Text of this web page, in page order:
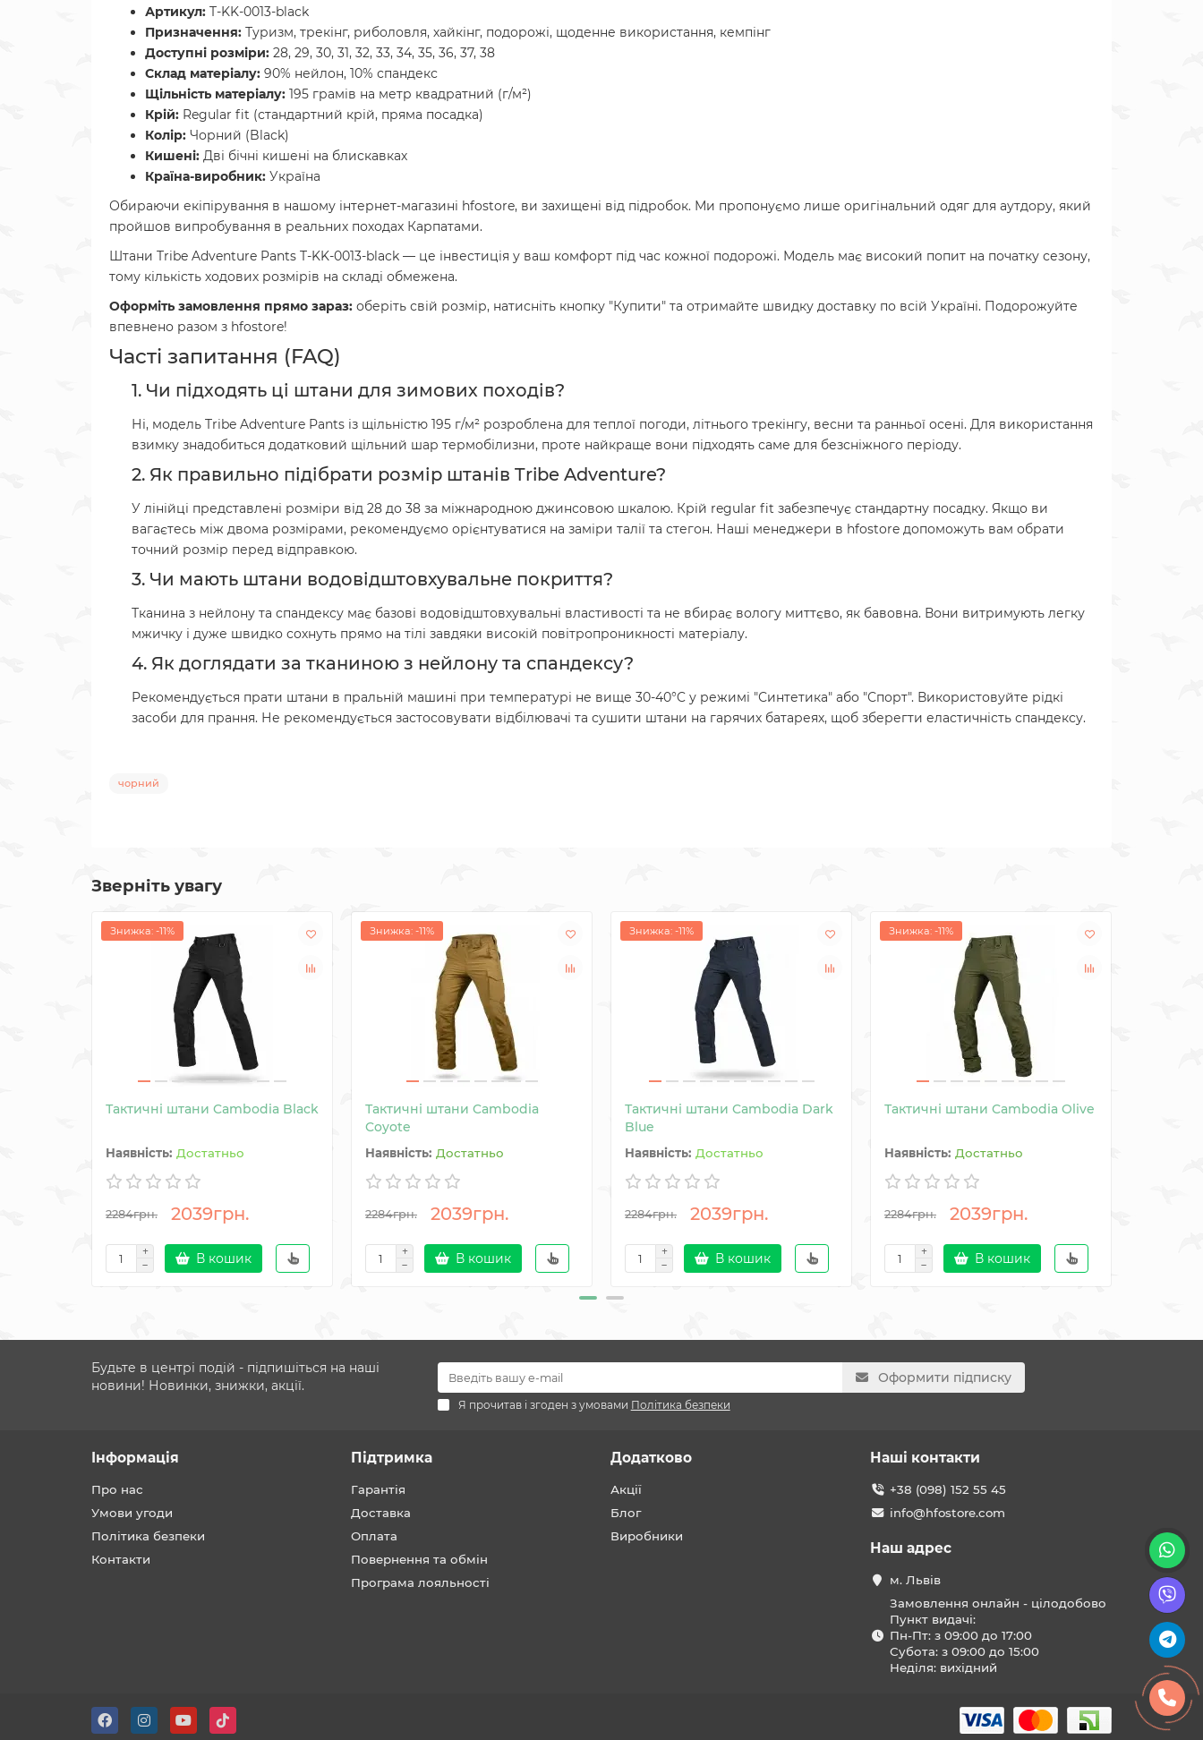
Артикул: T-KK-0013-black
Призначення: Туризм, трекінг, риболовля, хайкінг, подорожі, щоденне використання, кемпінг
Доступні розміри: 28, 29, 30, 31, 32, 33, 34, 35, 36, 37, 38
Склад матеріалу: 90% нейлон, 10% спандекс
Щільність матеріалу: 195 грамів на метр квадратний (г/м²)
Крій: Regular fit (стандартний крій, пряма посадка)
Колір: Чорний (Black)
Кишені: Дві бічні кишені на блискавках
Країна-виробник: Україна
Обираючи екіпірування в нашому інтернет-магазині hfostore, ви захищені від підробок. Ми пропонуємо лише оригінальний одяг для аутдору, який
пройшов випробування в реальних походах Карпатами.
Штани Tribe Adventure Pants T-KK-0013-black — це інвестиція у ваш комфорт під час кожної подорожі. Модель має високий попит на початку сезону,
тому кількість ходових розмірів на складі обмежена.
Оформіть замовлення прямо зараз: оберіть свій розмір, натисніть кнопку "Купити" та отримайте швидку доставку по всій Україні. Подорожуйте
впевнено разом з hfostore!
Часті запитання (FAQ)
1. Чи підходять ці штани для зимових походів?
Ні, модель Tribe Adventure Pants із щільністю 195 г/м² розроблена для теплої погоди, літнього трекінгу, весни та ранньої осені. Для використання
взимку знадобиться додатковий щільний шар термобілизни, проте найкраще вони підходять саме для безсніжного періоду.
2. Як правильно підібрати розмір штанів Tribe Adventure?
У лінійці представлені розміри від 28 до 38 за міжнародною джинсовою шкалою. Крій regular fit забезпечує стандартну посадку. Якщо ви
вагаєтесь між двома розмірами, рекомендуємо орієнтуватися на заміри талії та стегон. Наші менеджери в hfostore допоможуть вам обрати
точний розмір перед відправкою.
3. Чи мають штани водовідштовхувальне покриття?
Тканина з нейлону та спандексу має базові водовідштовхувальні властивості та не вбирає вологу миттєво, як бавовна. Вони витримують легку
мжичку і дуже швидко сохнуть прямо на тілі завдяки високій повітропроникності матеріалу.
4. Як доглядати за тканиною з нейлону та спандексу?
Рекомендується прати штани в пральній машині при температурі не вище 30-40°C у режимі "Синтетика" або "Спорт". Використовуйте рідкі
засоби для прання. Не рекомендується застосовувати відбілювачі та сушити штани на гарячих батареях, щоб зберегти еластичність спандексу.
чорний
Зверніть увагу
Знижка: -11%
Тактичні штани Cambodia Black
Достатньо
2284грн. 2039грн.
В кошик
Знижка: -11%
Тактичні штани Cambodia
Coyote
Достатньо
2284грн. 2039грн.
В кошик
Знижка: -11%
Тактичні штани Cambodia Dark
Blue
Достатньо
2284грн. 2039грн.
В кошик
Знижка: -11%
Тактичні штани Cambodia Olive
Достатньо
2284грн. 2039грн.
В кошик
Будьте в центрі подій - підпишіться на наші
новини! Новинки, знижки, акції.
Оформити підписку
Я прочитав і згоден з умовами Політика безпеки
Інформація
Про нас
Умови угоди
Політика безпеки
Контакти
Підтримка
Гарантія
Доставка
Оплата
Повернення та обмін
Програма лояльності
Додатково
Акції
Блог
Виробники
Наші контакти
+38 (098) 152 55 45
info@hfostore.com
Наш адрес
м. Львів
Замовлення онлайн - цілодобово
Пункт видачі:
Пн-Пт: з 09:00 до 17:00
Субота: з 09:00 до 15:00
Неділя: вихідний